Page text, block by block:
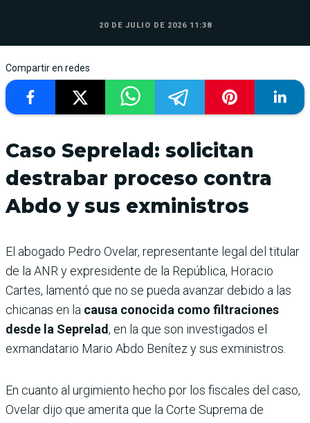
20 DE JULIO DE 2026 11:38
Compartir en redes
Caso Seprelad: solicitan
destrabar proceso contra
Abdo y sus exministros
El abogado Pedro Ovelar, representante legal del titular
de la ANR y expresidente de la República, Horacio
Cartes, lamentó que no se pueda avanzar debido a las
chicanas en la causa conocida como filtraciones
desde la Seprelad, en la que son investigados el
exmandatario Mario Abdo Benítez y sus exministros.
En cuanto al urgimiento hecho por los fiscales del caso,
Ovelar dijo que amerita que la Corte Suprema de